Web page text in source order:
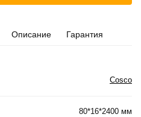
Описание Гарантия
Cosco
80*16*2400 мм